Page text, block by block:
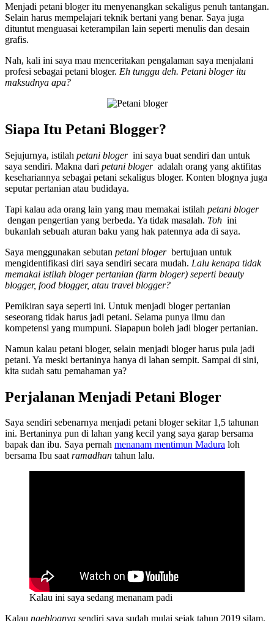
Menjadi petani bloger itu menyenangkan sekaligus penuh tantangan.
Selain harus mempelajari teknik bertani yang benar. Saya juga
dituntut menguasai keterampilan lain seperti menulis dan desain
grafis.
Nah, kali ini saya mau menceritakan pengalaman saya menjalani
profesi sebagai petani bloger. Eh tunggu deh. Petani bloger itu
maksudnya apa?
Siapa Itu Petani Blogger?
Sejujurnya, istilah petani bloger ini saya buat sendiri dan untuk
saya sendiri. Makna dari petani bloger adalah orang yang aktifitas
kesehariannya sebagai petani sekaligus bloger. Konten blognya juga
seputar pertanian atau budidaya.
Tapi kalau ada orang lain yang mau memakai istilah petani bloger
dengan pengertian yang berbeda. Ya tidak masalah. Toh ini
bukanlah sebuah aturan baku yang hak patennya ada di saya.
Saya menggunakan sebutan petani bloger bertujuan untuk
mengidentifikasi diri saya sendiri secara mudah. Lalu kenapa tidak
memakai istilah bloger pertanian (farm bloger) seperti beauty
blogger, food blogger, atau travel blogger?
Pemikiran saya seperti ini. Untuk menjadi bloger pertanian
seseorang tidak harus jadi petani. Selama punya ilmu dan
kompetensi yang mumpuni. Siapapun boleh jadi bloger pertanian.
Namun kalau petani bloger, selain menjadi bloger harus pula jadi
petani. Ya meski bertaninya hanya di lahan sempit. Sampai di sini,
kita sudah satu pemahaman ya?
Perjalanan Menjadi Petani Bloger
Saya sendiri sebenarnya menjadi petani bloger sekitar 1,5 tahunan
ini. Bertaninya pun di lahan yang kecil yang saya garap bersama
bapak dan ibu. Saya pernah menanam mentimun Madura loh
bersama Ibu saatramadhan tahun lalu.
Kalau ini saya sedang menanam padi
Kalau ngeblognya sendiri saya sudah mulai sejak tahun 2019 silam.